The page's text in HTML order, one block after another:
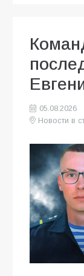
05.08.2026
Новости в